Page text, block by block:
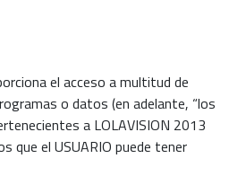
el acceso a multitud de
o datos (en adelante, “los
a LOLAVISION 2013
que el USUARIO puede tener